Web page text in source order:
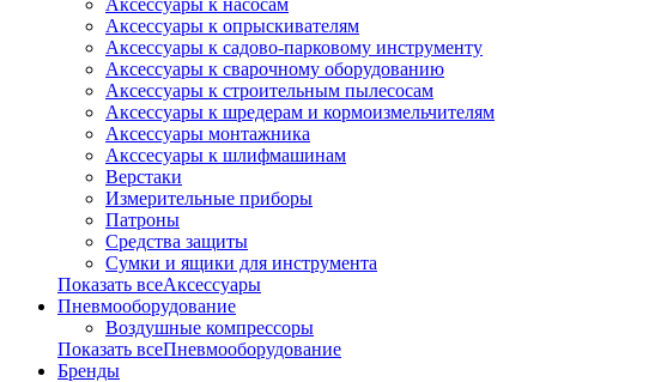
Аксессуары к насосам
Аксессуары к опрыскивателям
Аксессуары к садово-парковому инструменту
Аксессуары к сварочному оборудованию
Аксессуары к строительным пылесосам
Аксессуары к шредерам и кормоизмельчителям
Аксессуары монтажника
Акссесуары к шлифмашинам
Верстаки
Измерительные приборы
Патроны
Средства защиты
Сумки и ящики для инструмента
Показать всеАксессуары
Пневмооборудование
Воздушные компрессоры
Показать всеПневмооборудование
Бренды